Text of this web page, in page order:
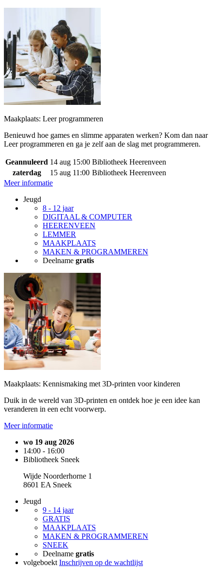
Maakplaats: Leer programmeren
Benieuwd hoe games en slimme apparaten werken? Kom dan naar
Leer programmeren en ga je zelf aan de slag met programmeren.
Geannuleerd 14 aug 15:00 Bibliotheek Heerenveen
zaterdag
15 aug 11:00 Bibliotheek Heerenveen
Meer informatie
Jeugd
8 - 12 jaar
DIGITAAL & COMPUTER
HEERENVEEN
LEMMER
MAAKPLAATS
MAKEN & PROGRAMMEREN
Deelname gratis
Maakplaats: Kennismaking met 3D-printen voor kinderen
Duik in de wereld van 3D-printen en ontdek hoe je een idee kan
veranderen in een echt voorwerp.
Meer informatie
wo 19 aug 2026
14:00 - 16:00
Bibliotheek Sneek
Wijde Noorderhorne 1
8601 EA Sneek
Jeugd
9 - 14 jaar
GRATIS
MAAKPLAATS
MAKEN & PROGRAMMEREN
SNEEK
Deelname gratis
volgeboekt Inschrijven op de wachtlijst